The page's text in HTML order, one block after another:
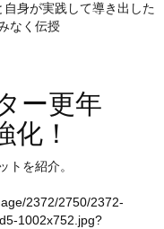
身が実践して導き出した
なく伝授
ー更年
！
トを紹介。
2372/2750/2372-
1002x752.jpg?